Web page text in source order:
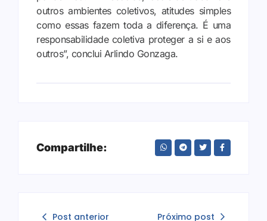
outros ambientes coletivos, atitudes simples
como essas fazem toda a diferença. É uma
responsabilidade coletiva proteger a si e aos
outros”, conclui Arlindo Gonzaga.
Compartilhe:
Post anterior Próximo post